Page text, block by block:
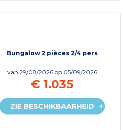
Bungalow 2 pièces 2/4 pers
van 29/08/2026 op 05/09/2026
€ 1.035
ZIE BESCHIKBAARHEID